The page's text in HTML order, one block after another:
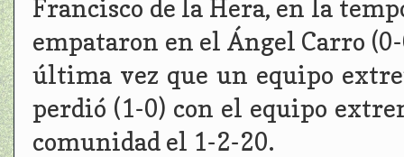
Francisco de la Hera, en la
empataron en el Ángel Carro
última vez que un equipo
perdió (1-0) con el equipo
comunidad el 1-2-20.